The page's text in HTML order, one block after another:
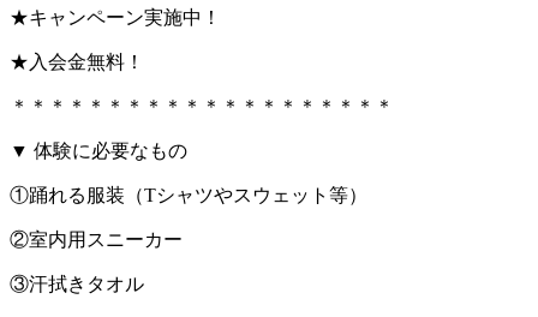
★キャンペーン実施中！
★入会金無料！
＊＊＊＊＊＊＊＊＊＊＊＊＊＊＊＊＊＊＊＊
▼ 体験に必要なもの
①踊れる服装（Tシャツやスウェット等）
②室内用スニーカー
③汗拭きタオル